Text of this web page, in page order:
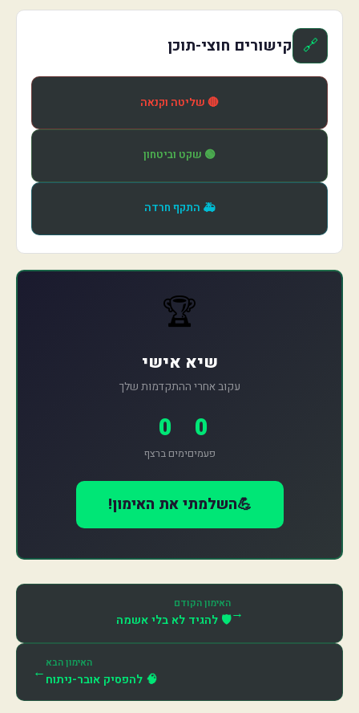
🔗 קישורים חוצי-תוכן
🔴 שליטה וקנאה
🟢 שקט וביטחון
🚑 התקף חרדה
🏆
שיא אישי
עקוב אחרי ההתקדמות שלך
0
פעמים
0
ימים ברצף
💪השלמתי את האימון!
→
האימון הקודם
🛡️ להגיד לא בלי אשמה
האימון הבא
🧠 להפסיק אובר-ניתוח←